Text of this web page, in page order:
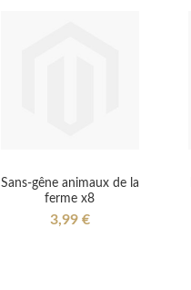
Sans-gêne animaux de la
ferme x8
3,99 €